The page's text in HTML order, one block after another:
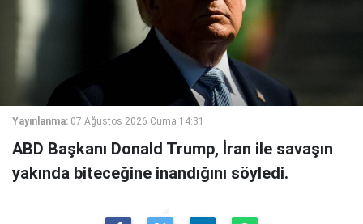
Yayınlanma: 07 Ağustos 2026 Cuma 14:31
ABD Başkanı Donald Trump, İran ile savaşın
yakında biteceğine inandığını söyledi.